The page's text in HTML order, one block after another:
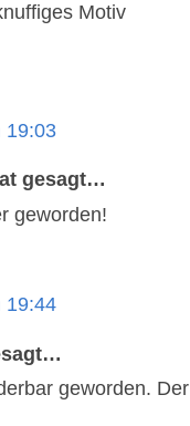
Motiv
19:03
gesagt…
geworden!
19:44
geworden.